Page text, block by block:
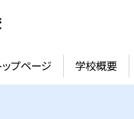
ップページ 学校概要